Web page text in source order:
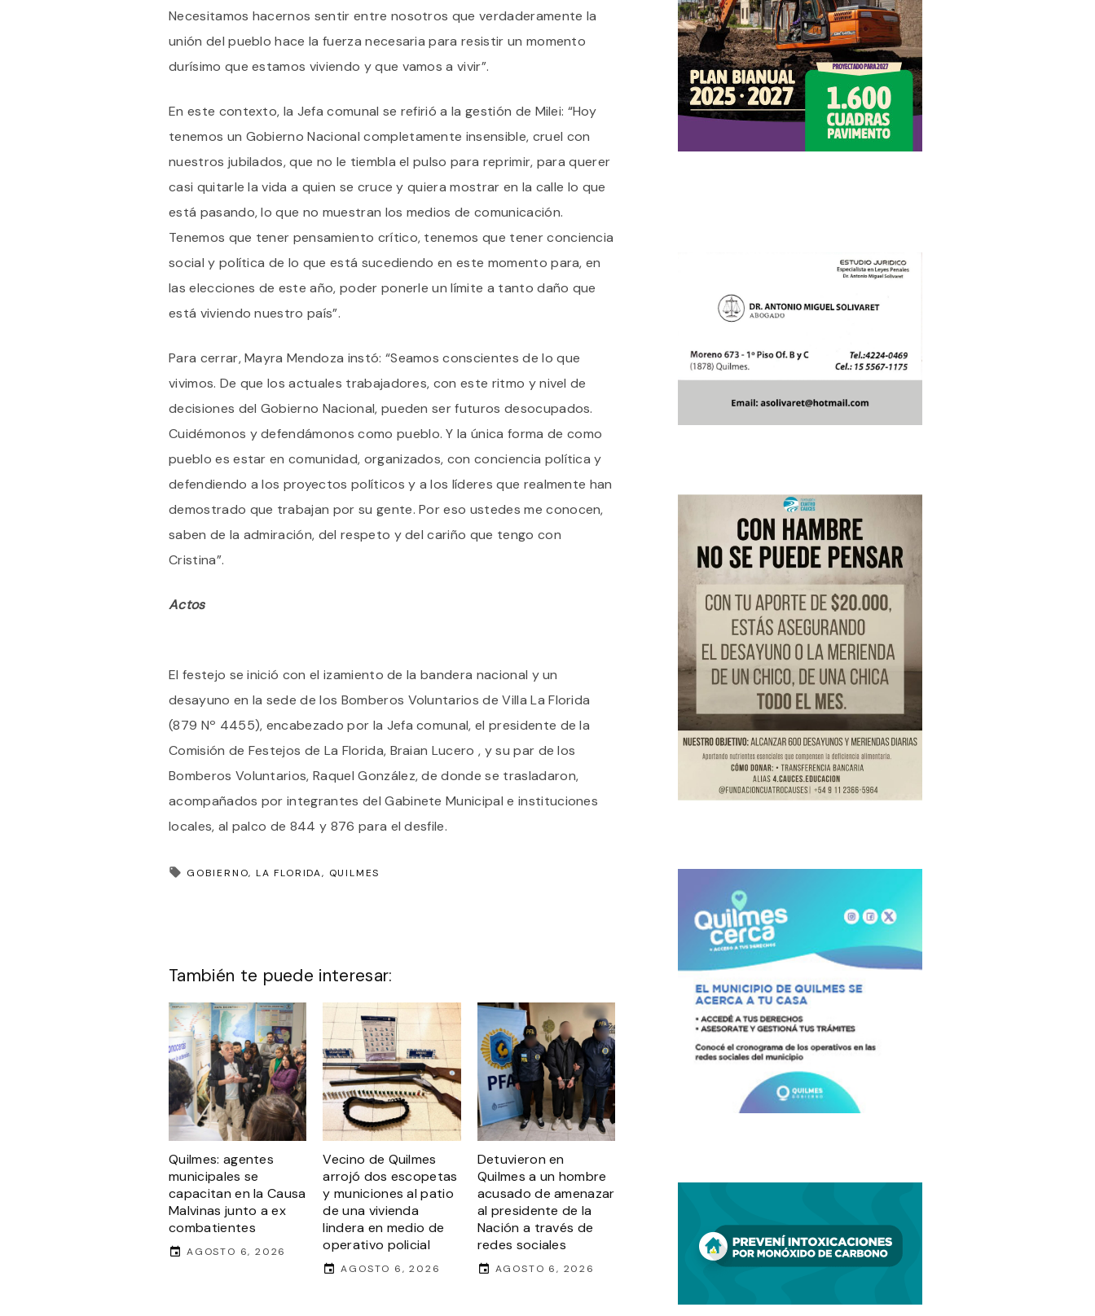
Necesitamos hacernos sentir entre nosotros que verdaderamente la
unión del pueblo hace la fuerza necesaria para resistir un momento
durísimo que estamos viviendo y que vamos a vivir”.
En este contexto, la Jefa comunal se refirió a la gestión de Milei: “Hoy
tenemos un Gobierno Nacional completamente insensible, cruel con
nuestros jubilados, que no le tiembla el pulso para reprimir, para querer
casi quitarle la vida a quien se cruce y quiera mostrar en la calle lo que
está pasando, lo que no muestran los medios de comunicación.
Tenemos que tener pensamiento crítico, tenemos que tener conciencia
social y política de lo que está sucediendo en este momento para, en
las elecciones de este año, poder ponerle un límite a tanto daño que
está viviendo nuestro país”.
Para cerrar, Mayra Mendoza instó: “Seamos conscientes de lo que
vivimos. De que los actuales trabajadores, con este ritmo y nivel de
decisiones del Gobierno Nacional, pueden ser futuros desocupados.
Cuidémonos y defendámonos como pueblo. Y la única forma de como
pueblo es estar en comunidad, organizados, con conciencia política y
defendiendo a los proyectos políticos y a los líderes que realmente han
demostrado que trabajan por su gente. Por eso ustedes me conocen,
saben de la admiración, del respeto y del cariño que tengo con
Cristina”.
Actos
El festejo se inició con el izamiento de la bandera nacional y un
desayuno en la sede de los Bomberos Voluntarios de Villa La Florida
(879 Nº 4455), encabezado por la Jefa comunal, el presidente de la
Comisión de Festejos de La Florida, Braian Lucero , y su par de los
Bomberos Voluntarios, Raquel González, de donde se trasladaron,
acompañados por integrantes del Gabinete Municipal e instituciones
locales, al palco de 844 y 876 para el desfile.
GOBIERNO LA FLORIDA QUILMES
También te puede interesar:
Quilmes: agentes
municipales se
capacitan en la Causa
Malvinas junto a ex
combatientes
AGOSTO 6, 2026
Vecino de Quilmes
arrojó dos escopetas
y municiones al patio
de una vivienda
lindera en medio de
operativo policial
AGOSTO 6, 2026
Detuvieron en
Quilmes a un hombre
acusado de amenazar
al presidente de la
Nación a través de
redes sociales
AGOSTO 6, 2026